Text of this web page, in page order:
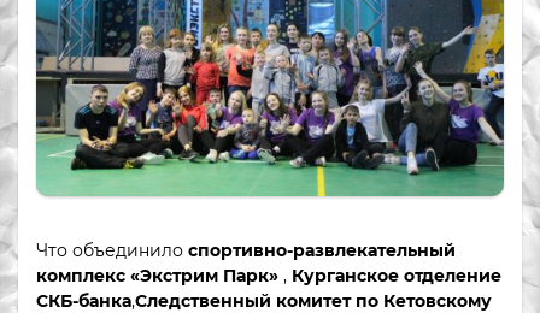
Что объединило спортивно-развлекательный
комплекс «Экстрим Парк» , Курганское отделение
СКБ-банка,Следственный комитет по Кетовскому